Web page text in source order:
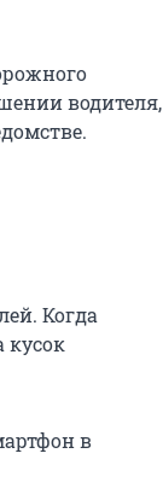
водителя,
Когда
кусок
в